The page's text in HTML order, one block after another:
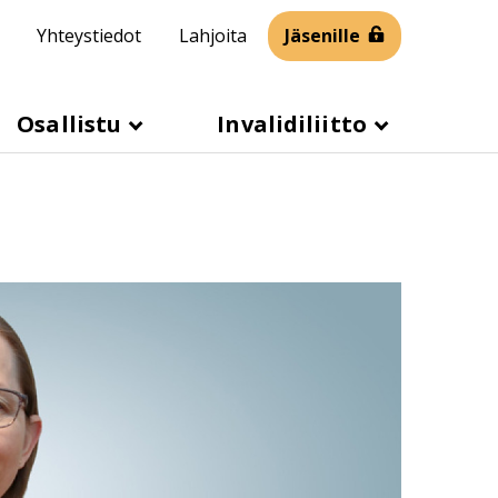
Yhteystiedot Lahjoita Jäsenille
Osallistu Invalidiliitto